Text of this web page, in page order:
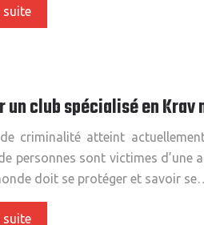
suite
un club spécialisé en Krav
criminalité atteint
personnes sont victimes d’une
doit se protéger et savoir
suite